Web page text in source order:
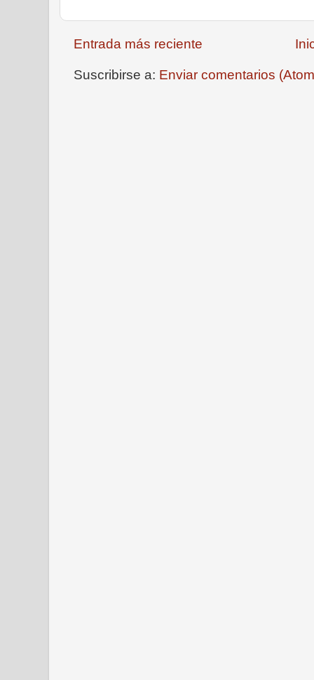
Entrada más reciente
Suscribirse a: Enviar comentarios